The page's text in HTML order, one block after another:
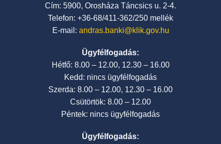
Cím: 5900, Orosháza Táncsics u. 2-4.
Telefon: +36-68/411-362/250 mellék
E-mail: andras.banki@klik.gov.hu
Ügyfélfogadás:
Hétfő: 8.00 – 12.00, 12.30 – 16.00
Kedd: nincs ügyfélfogadás
Szerda: 8.00 – 12.00, 12.30 – 16.00
Csütörtök: 8.00 – 12.00
Péntek: nincs ügyfélfogadás
Ügyfélfogadás: